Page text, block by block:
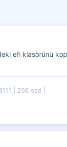
efi klasörünü
256 ssd